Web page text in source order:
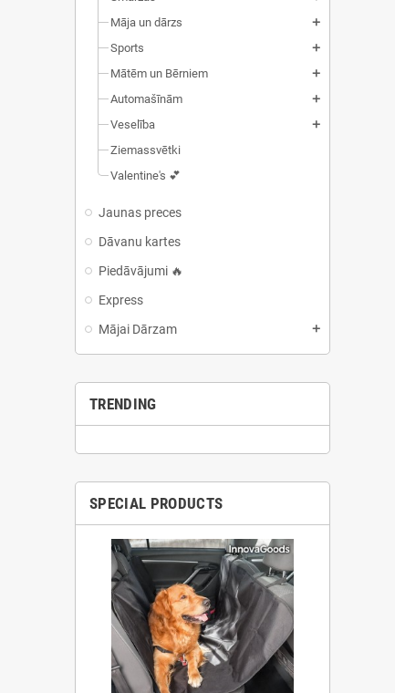
Māja un dārzs add
Sports add
Mātēm un Bērniem add
Automašīnām add
Veselība add
Ziemassvētki
Valentine's 💕
Jaunas preces
Dāvanu kartes
Piedāvājumi 🔥
Express
Mājai Dārzam
add
TRENDING
SPECIAL PRODUCTS